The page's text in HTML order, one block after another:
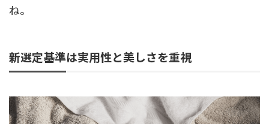
ね。
新選定基準は実用性と美しさを重視